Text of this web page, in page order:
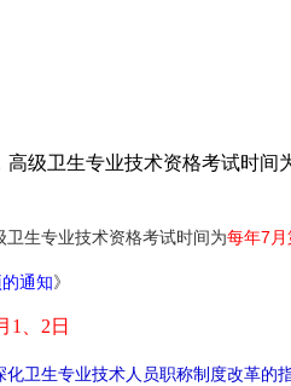
级卫生专业技术资格考试时
卫生专业技术资格考试时间为每年7
通知》
1、2日
化卫生专业技术人员职称制度改革的